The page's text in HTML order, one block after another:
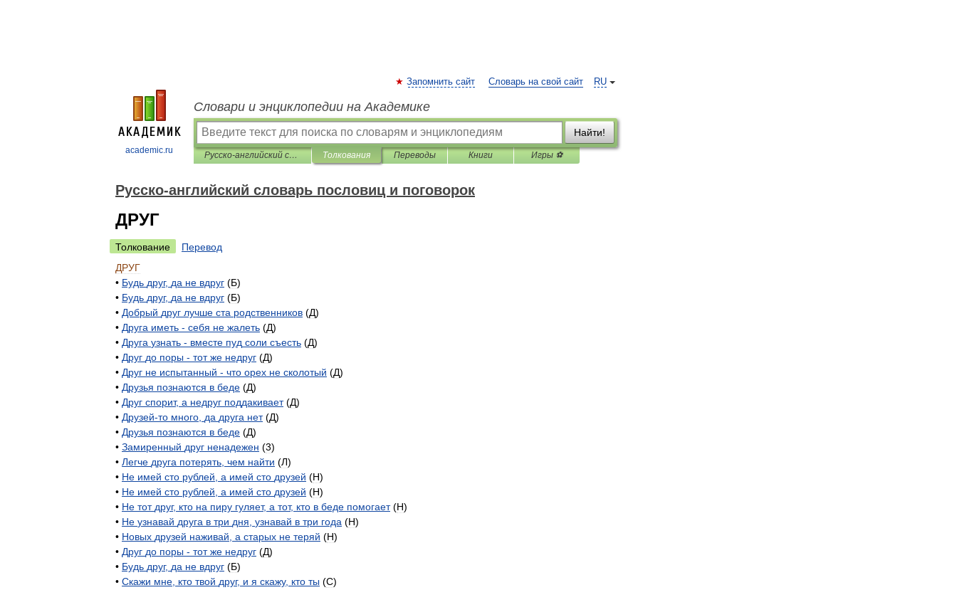
academic.ru
RU
Запомнить сайт Словарь на свой сайт
Словари и энциклопедии на Академике
Найти!
Русско-английский словарь пословиц и поговорок Толкования Переводы Книги Игры ⚽
Русско-английский словарь пословиц и поговорок
ДРУГ
Толкование
Перевод
ДРУГ
• Будь друг, да не вдруг (Б)
• Будь друг, да не вдруг (Б)
• Добрый друг лучше ста родственников (Д)
• Друга иметь - себя не жалеть (Д)
• Друга узнать - вместе пуд соли съесть (Д)
• Друг до поры - тот же недруг (Д)
• Друг не испытанный - что орех не сколотый (Д)
• Друзья познаются в беде (Д)
• Друг спорит, а недруг поддакивает(Д)
• Друзей-то много да друга нет(Д)
• Друзья познаются в беде (Д)
• Замиренный друг ненадежен (3)
• Легче друга потерять чем найти (Л)
• Не имей сто рублей а имей сто друзей (Н)
• Не имей сто рублей а имей сто друзей (Н)
• Не тот друг, кто на пиру гуляет, а тот, кто в беде помогает(Н)
• Не узнавай друга в три дня узнавай в три года (Н)
• Новых друзей наживай а старых не теряй (Н)
• Друг до поры - тот же недруг (Д)
• Будь друг, да не вдруг (Б)
• Скажи мне кто твой друг, и я скажу, кто ты (С)